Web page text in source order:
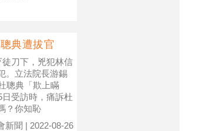
典遭拔官
刀下，兇犯林信
。立法院長游錫
聰典「欺上瞞
受訪時，痛訴杜
？你知恥
新聞 | 2022-08-26